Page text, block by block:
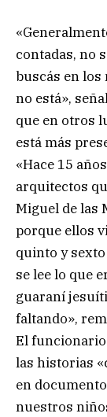
contadas, no
buscás en los
no está»,
que en otros
está más
«Hace 15
arquitectos
Miguel de las
porque ellos
quinto y
se lee lo que
guaraní
faltando»,
El
las historias
en
nuestros